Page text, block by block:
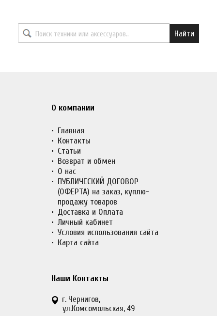
Найти
О компании
Главная
Контакты
Статьи
Возврат и обмен
О нас
ПУБЛИЧЕСКИЙ ДОГОВОР
(ОФЕРТА) на заказ, куплю-
продажу товаров
Доставка и Оплата
Личный кабинет
Условия использования сайта
Карта сайта
Наши Контакты
г. Чернигов,
ул.Комсомольская, 49